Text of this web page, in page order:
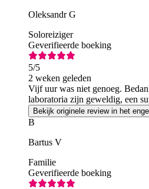
Oleksandr G
Soloreiziger
Geverifieerde boeking
5/5
2 weken geleden
Vijf uur was niet genoeg.
laboratoria zijn geweldig, een
Bekijk originele review in het
B
Bartus V
Familie
Geverifieerde boeking